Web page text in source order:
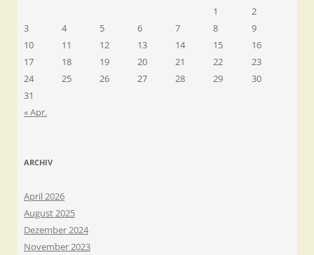
1
2
3
4 5 6 7 8
9
10
11 12 13 14 15
16
17
18 19 20 21 22
23
24
25 26 27 28 29
30
31
« Apr.
ARCHIV
April 2026
August 2025
Dezember 2024
November 2023